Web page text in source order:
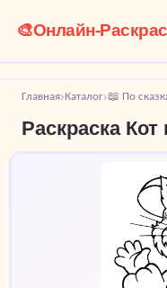
🎨Онлайн-
Главная›Каталог›📖 По
Раскраска